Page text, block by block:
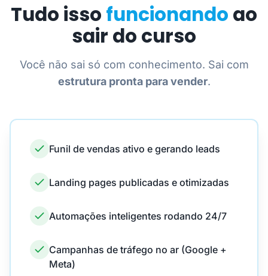
Tudo isso funcionando ao
sair do curso
Você não sai só com conhecimento. Sai com
estrutura pronta para vender.
Funil de vendas ativo e gerando leads
Landing pages publicadas e otimizadas
Automações inteligentes rodando 24/7
Campanhas de tráfego no ar (Google +
Meta)